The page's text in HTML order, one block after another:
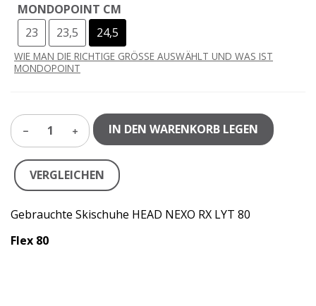
MONDOPOINT CM
23
23,5 24,5
WIE MAN DIE RICHTIGE GRÖSSE AUSWÄHLT UND WAS IST
MONDOPOINT
1 IN DEN WARENKORB LEGEN
VERGLEICHEN
Gebrauchte Skischuhe HEAD NEXO RX LYT 80
Flex 80